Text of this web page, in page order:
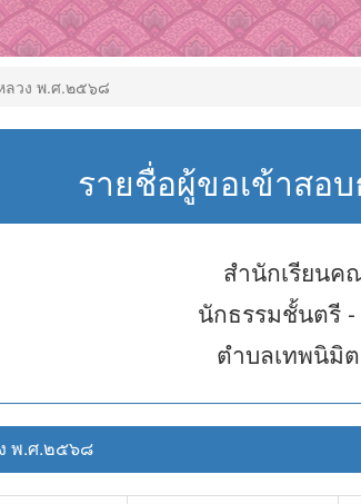
ลวง พ.ศ.๒๕๖๘
รายชื่อผู้ขอเข้าสอ
สำนักเรียน
นักธรรมชั้นตรี
ตำบลเทพนิมิ
พ.ศ.๒๕๖๘